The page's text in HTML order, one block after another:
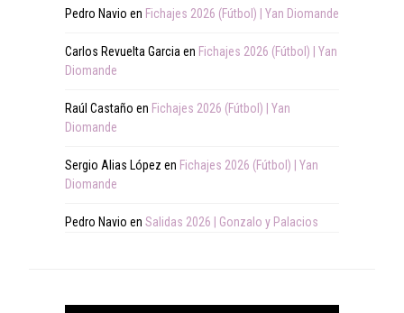
Pedro Navio en Fichajes 2026 (Fútbol) | Yan Diomande
Carlos Revuelta Garciaen Fichajes 2026 (Fútbol) | Yan
Diomande
Raúl Castaño en Fichajes 2026 (Fútbol) | Yan
Diomande
Sergio Alias López en Fichajes 2026 (Fútbol) | Yan
Diomande
Pedro Navio en Salidas 2026 | Gonzalo y Palacios